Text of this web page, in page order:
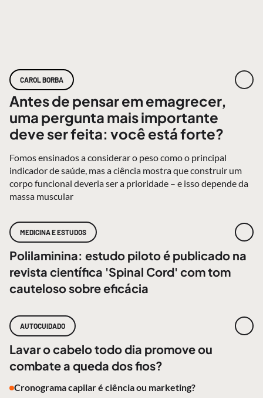
CAROL BORBA
Antes de pensar em emagrecer,
uma pergunta mais importante
deve ser feita: você está forte?
Fomos ensinados a considerar o peso como o principal
indicador de saúde, mas a ciência mostra que construir um
corpo funcional deveria ser a prioridade – e isso depende da
massa muscular
MEDICINA E ESTUDOS
Polilaminina: estudo piloto é publicado na
revista científica 'Spinal Cord' com tom
cauteloso sobre eficácia
AUTOCUIDADO
Lavar o cabelo todo dia promove ou
combate a queda dos fios?
Cronograma capilar é ciência ou marketing?